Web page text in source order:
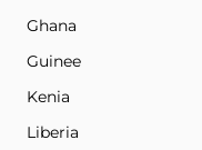
Ghana
Guinee
Kenia
Liberia